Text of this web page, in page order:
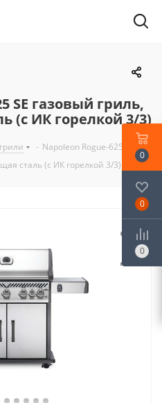
SE газовый гриль,
(с ИК горелкой 3/3)
- Napoleon Rogue-625 SE
сталь (с ИК горелкой 3/3)
0
0
0